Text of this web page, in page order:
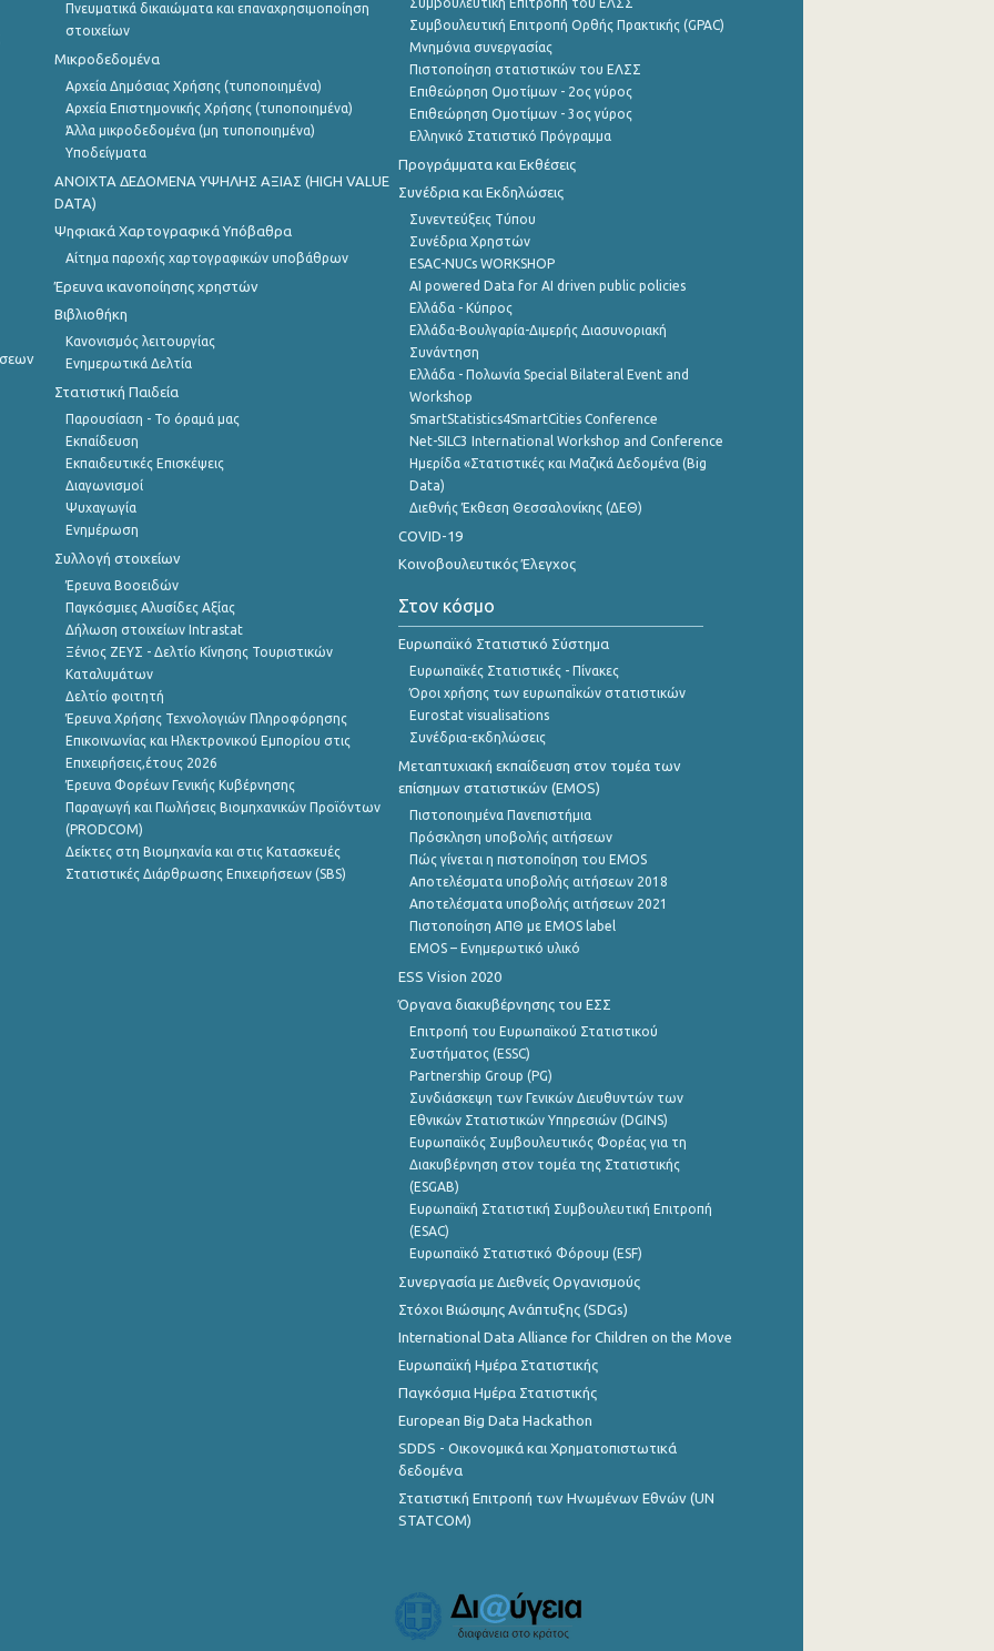
Πνευματικά δικαιώματα και επαναχρησιμοποίηση
στοιχείων
Μικροδεδομένα
Αρχεία Δημόσιας Χρήσης (τυποποιημένα)
Αρχεία Επιστημονικής Χρήσης (τυποποιημένα)
Άλλα μικροδεδομένα (μη τυποποιημένα)
Υποδείγματα
ANOIXTA ΔΕΔΟΜΕΝΑ ΥΨΗΛΗΣ ΑΞΙΑΣ (HIGH VALUE
DATA)
Ψηφιακά Χαρτογραφικά Υπόβαθρα
Αίτημα παροχής χαρτογραφικών υποβάθρων
Έρευνα ικανοποίησης χρηστών
Βιβλιοθήκη
Κανονισμός λειτουργίας
Ενημερωτικά Δελτία
Στατιστική Παιδεία
Παρουσίαση - Το όραμά μας
Εκπαίδευση
Εκπαιδευτικές Επισκέψεις
Διαγωνισμοί
Ψυχαγωγία
Ενημέρωση
Συλλογή στοιχείων
Έρευνα Βοοειδών
Παγκόσμιες Αλυσίδες Αξίας
Δήλωση στοιχείων Intrastat
Ξένιος ΖΕΥΣ - Δελτίο Κίνησης Τουριστικών
Καταλυμάτων
Δελτίο φοιτητή
Έρευνα Χρήσης Τεχνολογιών Πληροφόρησης
Επικοινωνίας και Ηλεκτρονικού Εμπορίου στις
Επιχειρήσεις,έτους 2026
Έρευνα Φορέων Γενικής Κυβέρνησης
Παραγωγή και Πωλήσεις Βιομηχανικών Προϊόντων
(PRODCOM)
Δείκτες στη Βιομηχανία και στις Κατασκευές
Στατιστικές Διάρθρωσης Επιχειρήσεων (SBS)
Συμβουλευτική Επιτροπή Ορθής Πρακτικής (GPAC)
Μνημόνια συνεργασίας
Πιστοποίηση στατιστικών του ΕΛΣΣ
Επιθεώρηση Ομοτίμων - 2ος γύρος
Επιθεώρηση Ομοτίμων - 3ος γύρος
Ελληνικό Στατιστικό Πρόγραμμα
Προγράμματα και Εκθέσεις
Συνέδρια και Εκδηλώσεις
Συνεντεύξεις Τύπου
Συνέδρια Χρηστών
ESAC-NUCs WORKSHOP
AI powered Data for AI driven public policies
Ελλάδα - Κύπρος
Ελλάδα-Βουλγαρία-Διμερής Διασυνοριακή
Συνάντηση
Ελλάδα - Πολωνία Special Bilateral Event and
Workshop
SmartStatistics4SmartCities Conference
Net-SILC3 International Workshop and Conference
Ημερίδα «Στατιστικές και Μαζικά Δεδομένα (Big
Data)
Διεθνής Έκθεση Θεσσαλονίκης (ΔΕΘ)
COVID-19
Κοινοβουλευτικός Έλεγχος
Στον κόσμο
Ευρωπαϊκό Στατιστικό Σύστημα
Ευρωπαϊκές Στατιστικές - Πίνακες
Όροι χρήσης των ευρωπαΪκών στατιστικών
Eurostat visualisations
Συνέδρια-εκδηλώσεις
Μεταπτυχιακή εκπαίδευση στον τομέα των
επίσημων στατιστικών (EMOS)
Πιστοποιημένα Πανεπιστήμια
Πρόσκληση υποβολής αιτήσεων
Πώς γίνεται η πιστοποίηση του EMOS
Αποτελέσματα υποβολής αιτήσεων 2018
Αποτελέσματα υποβολής αιτήσεων 2021
Πιστοποίηση ΑΠΘ με EMOS label
EMOS – Ενημερωτικό υλικό
ESS Vision 2020
Όργανα διακυβέρνησης του ΕΣΣ
Επιτροπή του Ευρωπαϊκού Στατιστικού
Συστήματος (ESSC)
Partnership Group (PG)
Συνδιάσκεψη των Γενικών Διευθυντών των
Εθνικών Στατιστικών Υπηρεσιών (DGINS)
Ευρωπαϊκός Συμβουλευτικός Φορέας για τη
Διακυβέρνηση στον τομέα της Στατιστικής
(ESGAB)
Ευρωπαϊκή Στατιστική Συμβουλευτική Επιτροπή
(ESAC)
Ευρωπαϊκό Στατιστικό Φόρουμ (ESF)
Συνεργασία με Διεθνείς Οργανισμούς
Στόχοι Βιώσιμης Ανάπτυξης (SDGs)
International Data Alliance for Children on the Move
Ευρωπαϊκή Ημέρα Στατιστικής
Παγκόσμια Ημέρα Στατιστικής
European Big Data Hackathon
SDDS - Οικονομικά και Χρηματοπιστωτικά
δεδομένα
Στατιστική Επιτροπή των Ηνωμένων Εθνών (UN
STATCOM)